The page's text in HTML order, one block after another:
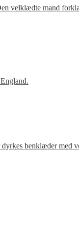
velklædte mand
benklæder med